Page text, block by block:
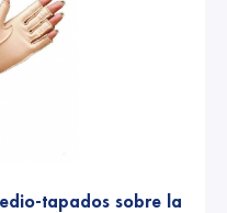
tapados sobre la